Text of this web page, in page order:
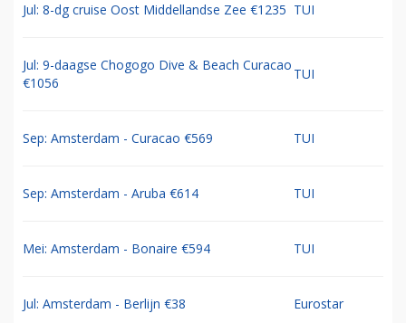
Jul: 8-dg cruise Oost Middellandse Zee €1235 TUI
Jul: 9-daagse Chogogo Dive & Beach Curacao
€1056
TUI
Sep: Amsterdam - Curacao €569 TUI
Sep: Amsterdam - Aruba €614 TUI
Mei: Amsterdam - Bonaire €594 TUI
Jul: Amsterdam - Berlijn €38 Eurostar